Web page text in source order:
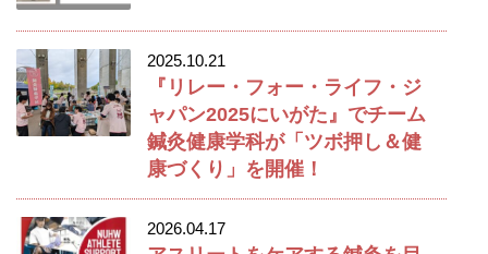
2025.10.21
『リレー・フォー・ライフ・ジ
ャパン2025にいがた』でチーム
鍼灸健康学科が「ツボ押し＆健
康づくり」を開催！
2026.04.17